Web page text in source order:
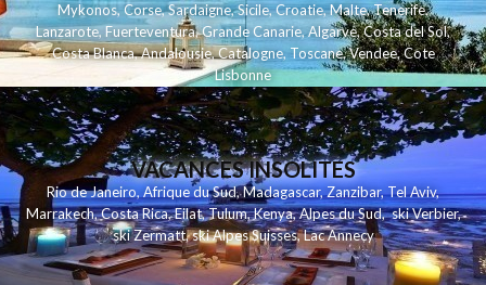
Mykonos,Corse,Sardaigne,Sicile,Croatie,Malte,Tenerife,
Lanzarote,Fuerteventura,Grande Canarie,Algarve,Costa del Sol,
Costa Blanca,Andalousie,Catalogne,Toscane,Vendee,Cote
Lisbonne
VACANCES INSOLITES
Rio de Janeiro,Afrique du Sud,Madagascar,Zanzibar,Tel Aviv,
Marrakech,Costa Rica,Eilat,Tulum,Kenya,Alpes du Sud,ski Verbier,
ski Zermatt,ski Alpes Suisses,Lac Annecy